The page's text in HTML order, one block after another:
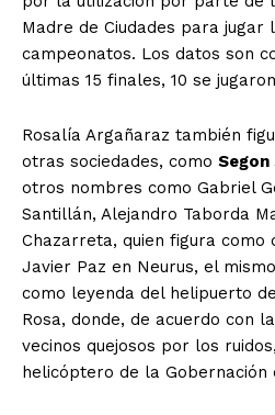
Madre de Ciudades para jugar
campeonatos. Los datos son
últimas 15 finales, 10 se
Rosalía Argañaraz también
otras sociedades, como Segon
otros nombres como Gabriel
Santillán, Alejandro Taborda
Chazarreta, quien figura
Javier Paz en Neurus, el
como leyenda del helipuerto
Rosa, donde, de acuerdo con
vecinos quejosos por los
helicóptero de la Gobernación